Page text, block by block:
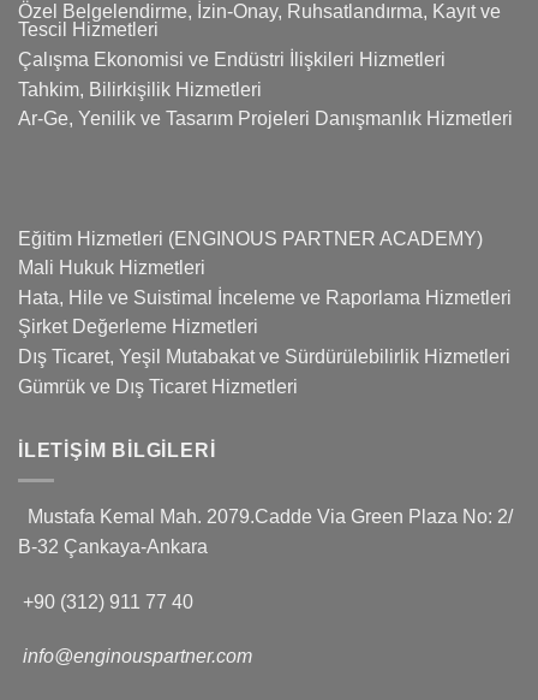
Özel Belgelendirme, İzin-Onay, Ruhsatlandırma, Kayıt ve
Tescil Hizmetleri
Çalışma Ekonomisi ve Endüstri İlişkileri Hizmetleri
Tahkim, Bilirkişilik Hizmetleri
Ar-Ge, Yenilik ve Tasarım Projeleri Danışmanlık Hizmetleri
Eğitim Hizmetleri (ENGINOUS PARTNER ACADEMY)
Mali Hukuk Hizmetleri
Hata, Hile ve Suistimal İnceleme ve Raporlama Hizmetleri
Şirket Değerleme Hizmetleri
Dış Ticaret, Yeşil Mutabakat ve Sürdürülebilirlik Hizmetleri
Gümrük ve Dış Ticaret Hizmetleri
İLETIŞIM BILGILERI
Mustafa Kemal Mah. 2079.Cadde Via Green Plaza No: 2/
B-32 Çankaya-Ankara
+90 (312) 911 77 40
info@enginouspartner.com